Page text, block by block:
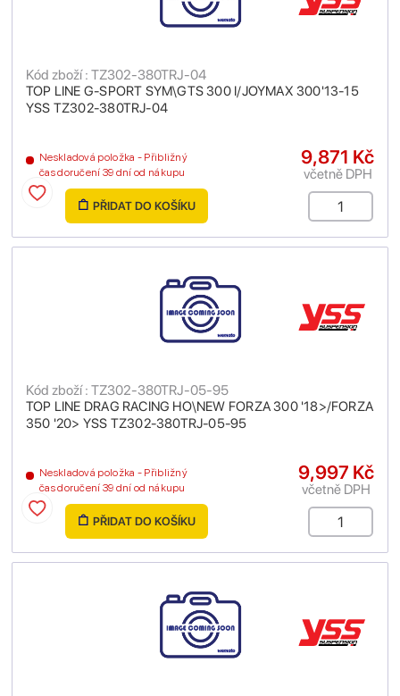
TOP LINE G-SPORT SYM\GTS 300 I/JOYMAX 300'13-15
YSS TZ302-380TRJ-04
Kód zboží : TZ302-380TRJ-04
Neskladová položka - Přibližný
čas doručení 39 dní od nákupu
9,871 Kč
včetně DPH
PŘIDAT DO KOŠÍKU
TOP LINE DRAG RACING HO\NEW FORZA 300 '18>/FORZA
350 '20> YSS TZ302-380TRJ-05-95
Kód zboží : TZ302-380TRJ-05-95
Neskladová položka - Přibližný
čas doručení 39 dní od nákupu
9,997 Kč
včetně DPH
PŘIDAT DO KOŠÍKU